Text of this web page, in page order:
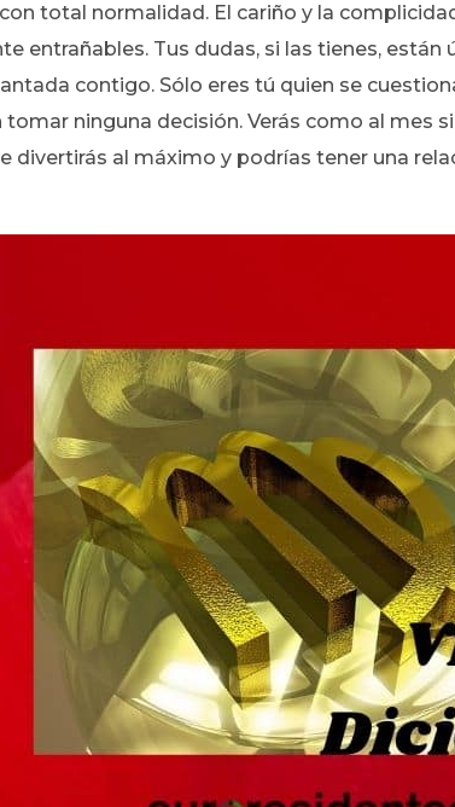
total normalidad. El cariño y la
entrañables. Tus dudas, si las tienes, están
contigo. Sólo eres tú quien se
tomar ninguna decisión. Verás como al mes
divertirás al máximo y podrías tener una